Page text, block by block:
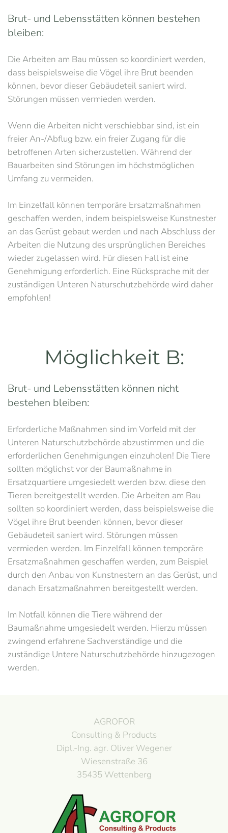
Brut- und Lebensstätten können bestehen
bleiben:
Die Arbeiten am Bau müssen so koordiniert werden,
dass beispielsweise die Vögel ihre Brut beenden
können, bevor dieser Gebäudeteil saniert wird.
Störungen müssen vermieden werden.
Wenn die Arbeiten nicht verschiebbar sind, ist ein
freier An-/Abflug bzw. ein freier Zugang für die
betroffenen Arten sicherzustellen. Während der
Bauarbeiten sind Störungen im höchstmöglichen
Umfang zu vermeiden.
Im Einzelfall können temporäre Ersatzmaßnahmen
geschaffen werden, indem beispielsweise Kunstnester
an das Gerüst gebaut werden und nach Abschluss der
Arbeiten die Nutzung des ursprünglichen Bereiches
wieder zugelassen wird. Für diesen Fall ist eine
Genehmigung erforderlich. Eine Rücksprache mit der
zuständigen Unteren Naturschutzbehörde wird daher
empfohlen!
Möglichkeit B:
Brut- und Lebensstätten können nicht
bestehen bleiben:
Erforderliche Maßnahmen sind im Vorfeld mit der
Unteren Naturschutzbehörde abzustimmen und die
erforderlichen Genehmigungen einzuholen! Die Tiere
sollten möglichst vor der Baumaßnahme in
Ersatzquartiere umgesiedelt werden bzw. diese den
Tieren bereitgestellt werden. Die Arbeiten am Bau
sollten so koordiniert werden, dass beispielsweise die
Vögel ihre Brut beenden können, bevor dieser
Gebäudeteil saniert wird. Störungen müssen
vermieden werden. Im Einzelfall können temporäre
Ersatzmaßnahmen geschaffen werden, zum Beispiel
durch den Anbau von Kunstnestern an das Gerüst, und
danach Ersatzmaßnahmen bereitgestellt werden.
Im Notfall können die Tiere während der
Baumaßnahme umgesiedelt werden. Hierzu müssen
zwingend erfahrene Sachverständige und die
zuständige Untere Naturschutzbehörde hinzugezogen
werden.
AGROFOR
Consulting & Products
Dipl.-Ing. agr. Oliver Wegener
Wiesenstraße 36
35435 Wettenberg